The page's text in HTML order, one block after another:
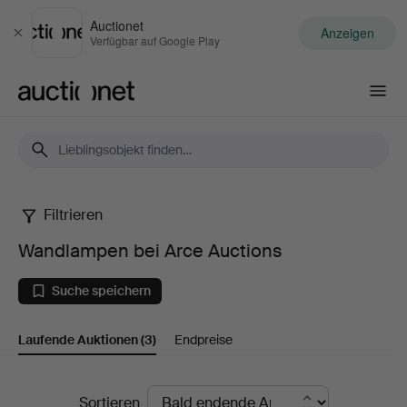
Schließen
Auctionet
Verfügbar auf Google Play Anzeigen
Wandlampen
bei
Arce
Auctions
Filtrieren
Wandlampen bei Arce Auctions
Suche speichern
Laufende Auktionen(3) Endpreise
LaufendeSortieren